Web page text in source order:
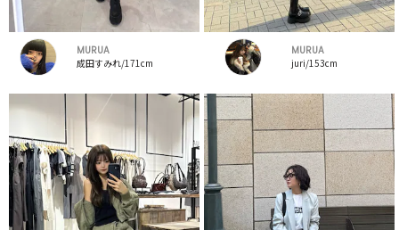
MURUA
成田すみれ/171cm
MURUA
juri/153cm